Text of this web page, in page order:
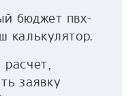
бюджет пвх-
калькулятор.
заявку